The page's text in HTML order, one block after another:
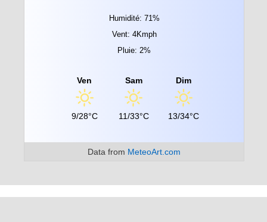
Humidité: 71%
Vent: 4Kmph
Pluie: 2%
Ven
9/28°C
Sam
11/33°C
Dim
13/34°C
Data from MeteoArt.com